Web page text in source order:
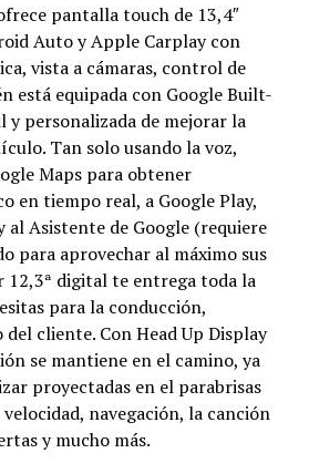
pantalla touch de 13,4″
Auto y Apple Carplay con
vista a cámaras, control de
está equipada con Google Built-
personalizada de mejorar la
Tan solo usando la voz,
Maps para obtener
en tiempo real, a Google Play,
al Asistente de Google (requiere
para aprovechar al máximo sus
12,3ª digital te entrega toda la
para la conducción,
cliente. Con Head Up Display
se mantiene en el camino, ya
proyectadas en el parabrisas
navegación, la canción
y mucho más.